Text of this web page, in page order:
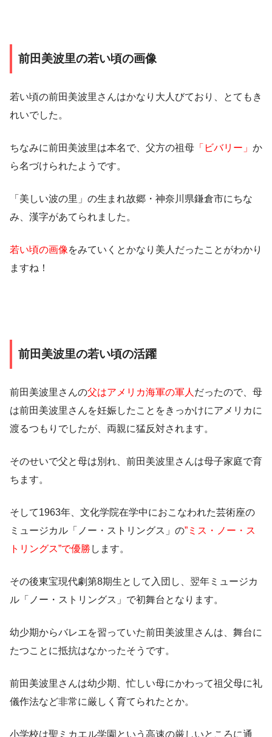
前田美波里の若い頃の画像
若い頃の前田美波里さんはかなり大人びており、とてもき
れいでした。
ちなみに前田美波里は本名で、父方の祖母 「ビバリー」 か
ら名づけられたようです。
「美しい波の里」の生まれ故郷・神奈川県鎌倉市にちな
み、漢字があてられました。
若い頃の画像をみていくとかなり美人だったことがわかり
ますね！
前田美波里の若い頃の活躍
前田美波里さんの父はアメリカ海軍の軍人だったので、母
は前田美波里さんを妊娠したことをきっかけにアメリカに
渡るつもりでしたが、両親に猛反対されます。
そのせいで父と母は別れ、前田美波里さんは母子家庭で育
ちます。
そして1963年、文化学院在学中におこなわれた芸術座の
ミュージカル「ノー・ストリングス」の”ミス・ノー・ス
トリングス”で優勝 します。
その後東宝現代劇第8期生として入団し、翌年ミュージカ
ル「ノー・ストリングス」で初舞台となります。
幼少期からバレエを習っていた前田美波里さんは、舞台に
たつことに抵抗はなかったそうです。
前田美波里さんは幼少期、忙しい母にかわって祖父母に礼
儀作法など非常に厳しく育てられたとか。
小学校は聖ミカエル学園という高速の厳しいところに通